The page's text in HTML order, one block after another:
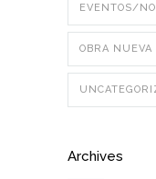
EVENTOS/
OBRA NUEVA
Archives